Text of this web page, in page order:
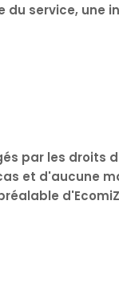
service, une
par les droits
et d'aucune